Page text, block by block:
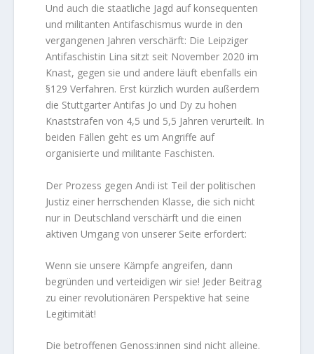
Und auch die staatliche Jagd auf konsequenten
und militanten Antifaschismus wurde in den
vergangenen Jahren verschärft: Die Leipziger
Antifaschistin Lina sitzt seit November 2020 im
Knast, gegen sie und andere läuft ebenfalls ein
§129 Verfahren. Erst kürzlich wurden außerdem
die Stuttgarter Antifas Jo und Dy zu hohen
Knaststrafen von 4,5 und 5,5 Jahren verurteilt. In
beiden Fällen geht es um Angriffe auf
organisierte und militante Faschisten.
Der Prozess gegen Andi ist Teil der politischen
Justiz einer herrschenden Klasse, die sich nicht
nur in Deutschland verschärft und die einen
aktiven Umgang von unserer Seite erfordert:
Wenn sie unsere Kämpfe angreifen, dann
begründen und verteidigen wir sie! Jeder Beitrag
zu einer revolutionären Perspektive hat seine
Legitimität!
Die betroffenen Genoss:innen sind nicht alleine.